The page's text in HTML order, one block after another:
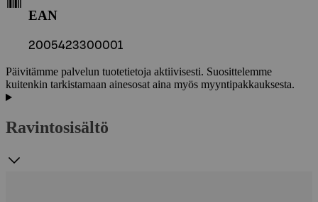
EAN
2005423300001
Päivitämme palvelun tuotetietoja aktiivisesti. Suosittelemme
kuitenkin tarkistamaan ainesosat aina myös myyntipakkauksesta.
Ravintosisältö